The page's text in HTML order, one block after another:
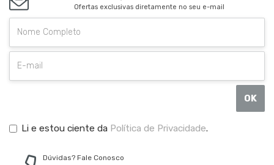
Ofertas exclusivas diretamente no seu e-mail
OK
Li e estou ciente da Política de Privacidade.
Dúvidas? Fale Conosco